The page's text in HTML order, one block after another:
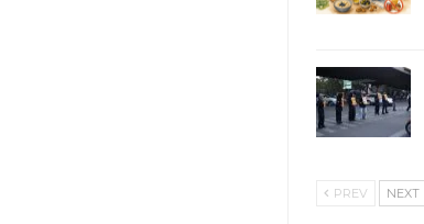
PREV NEXT